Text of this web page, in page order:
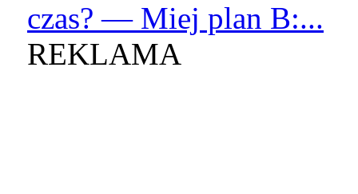
czas? — Miej plan B:...
REKLAMA